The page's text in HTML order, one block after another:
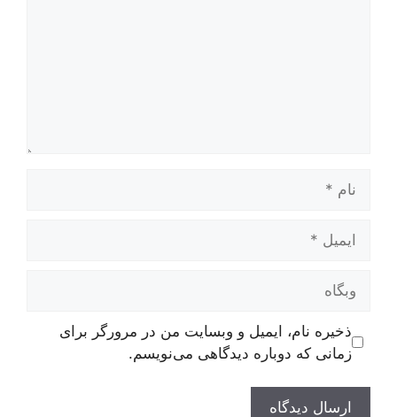
وبگاه
ذخیره نام، ایمیل و وبسایت من در مرورگر برای
زمانی که دوباره دیدگاهی می‌نویسم.